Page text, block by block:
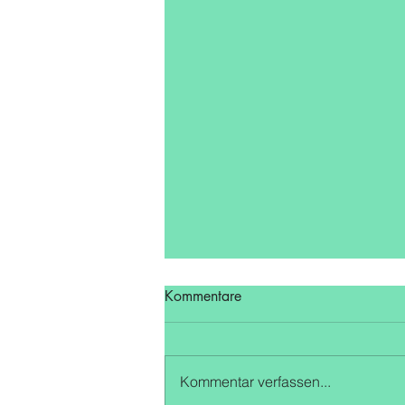
Kommentare
Kommentar verfassen...